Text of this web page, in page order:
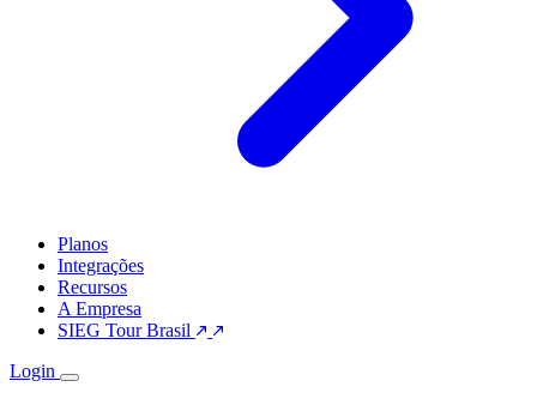
Planos
Integrações
Recursos
A Empresa
SIEG Tour Brasil
Login